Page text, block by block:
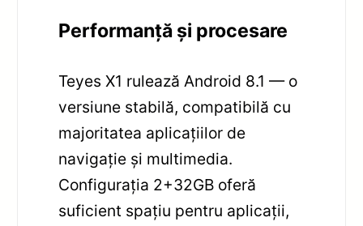
Performanță și procesare
Teyes X1 rulează Android 8.1 — o
versiune stabilă, compatibilă cu
majoritatea aplicațiilor de
navigație și multimedia.
Configurația 2+32GB oferă
suficient spațiu pentru aplicații,